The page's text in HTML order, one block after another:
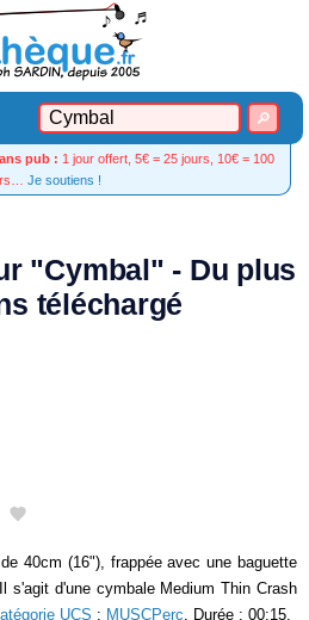
pub : 1 jour offert, 5€ = 25 jours, 10€ = 100
Je soutiens !
"Cymbal" - Du plus
téléchargé
40cm (16"), frappée avec une baguette
s'agit d'une cymbale Medium Thin Crash
UCS : MUSCPerc . Durée : 00:15.